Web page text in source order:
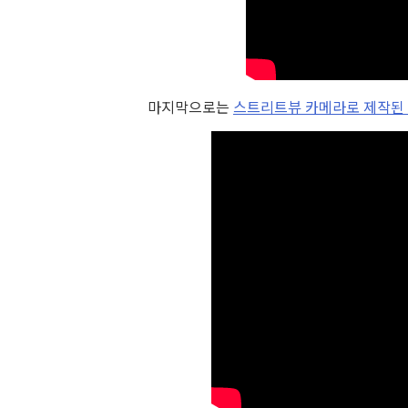
마지막으로는 스트리트뷰 카메라로 제작